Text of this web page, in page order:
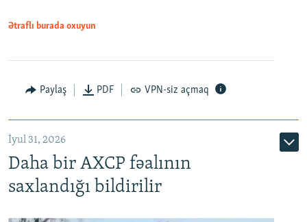
Ətraflı burada oxuyun
Paylaş PDF VPN-siz açmaq
İyul 31, 2026
Daha bir AXCP fəalının
saxlandığı bildirilir